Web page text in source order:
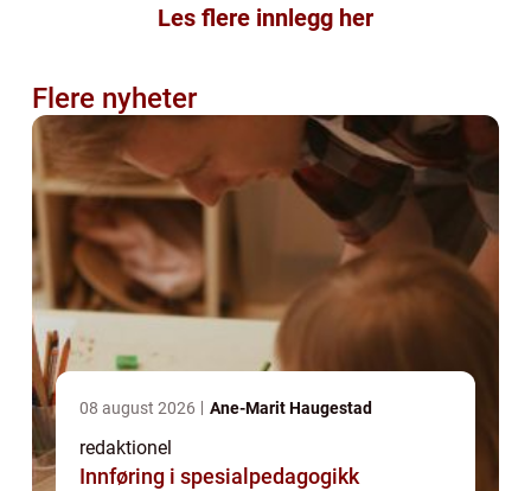
Les flere innlegg her
Flere nyheter
08 august 2026 Ane-Marit Haugestad
redaktionel
Innføring i spesialpedagogikk